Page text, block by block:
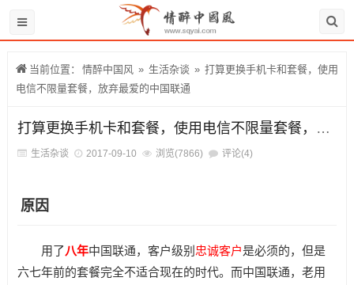
当前位置： 情醉中国风 » 生活杂谈 » 打算更换手机卡和套餐，使用
电信不限量套餐，放弃最爱的中国联通
打算更换手机卡和套餐，使用电信不限量套餐，放弃最爱的中国联通
生活杂谈 2017-09-10 浏览(7866) 评论(4)
原因
用了八年中国联通，客户级别 忠诚客户是必须的，但是
六七年前的套餐完全不适合现在的时代。而中国联通，老用